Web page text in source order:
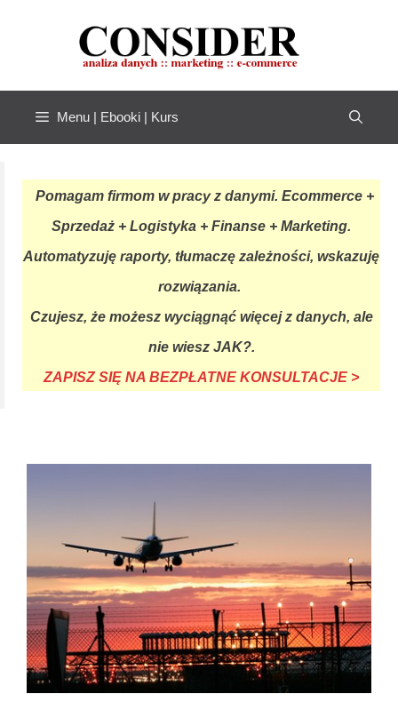
Menu | Ebooki | Kurs
Pomagam firmom w pracy z danymi. Ecommerce +
Sprzedaż + Logistyka + Finanse + Marketing.
Automatyzuję raporty, tłumaczę zależności, wskazuję
rozwiązania.
Czujesz, że możesz wyciągnąć więcej z danych, ale
nie wiesz JAK?.
ZAPISZ SIĘ NA BEZPŁATNE KONSULTACJE >